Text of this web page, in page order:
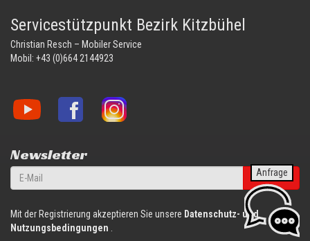
Servicestützpunkt Bezirk Kitzbühel
Christian Resch – Mobiler Service
Mobil: +43 (0)664 2144923
Vonblon
auf
Vonblon
Vonblon
auf
Newsletter
anmelden
Mit der Registrierung akzeptieren Sie unsere Datenschutz- und
Nutzungsbedingungen
Anfrage